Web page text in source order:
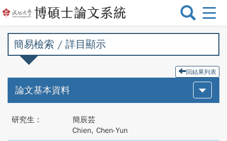
選
切
簡易檢索 / 詳目顯示
回結果列表
論文基本資料
研究生：
簡辰芸
Chien, Chen-Yun